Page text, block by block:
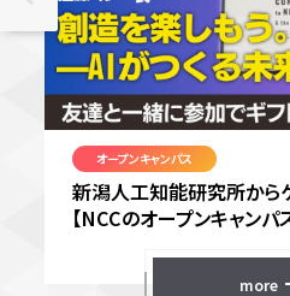
オープンキャンパス
新潟人工知能研究所から
【NCCのオープンキャンパ
more